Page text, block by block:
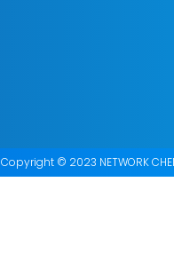
Copyright © 2023 NETWORK